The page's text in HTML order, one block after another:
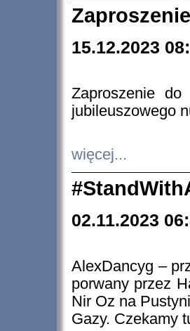
15.12.2023
Zaproszenie do
jubileuszowego
więcej...
02.11.2023
AlexDancyg –
porwany przez
Nir Oz na
Gazy. Czekamy